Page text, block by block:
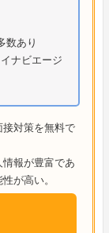
数あり
ナビエージ
対策を無料で
報が豊富であ
が高い。